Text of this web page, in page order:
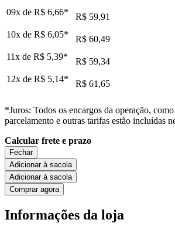
09x de R$ 6,66*
R$ 59,91
10x de R$ 6,05*
R$ 60,49
11x de R$ 5,39*
R$ 59,34
12x de R$ 5,14* R$ 61,65
*Juros: Todos os encargos da operação,
parcelamento e outras tarifas estão incluídas
Calcular frete e prazo
Fechar
Adicionar à sacola
Adicionar à sacola
Comprar agora
Informações da loja